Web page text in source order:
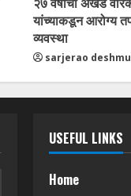
यांच्याकडून आरोग्य
व्यवस्था
sarjerao
USEFUL LINKS
Home